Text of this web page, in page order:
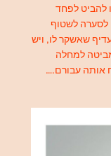
להביט לפחד
לסערה לשטוף
שאשקר לו, ויש
למחלה
אותה עבורם.…